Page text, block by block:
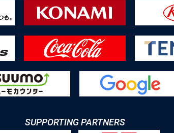
SUPPORTING PARTNERS